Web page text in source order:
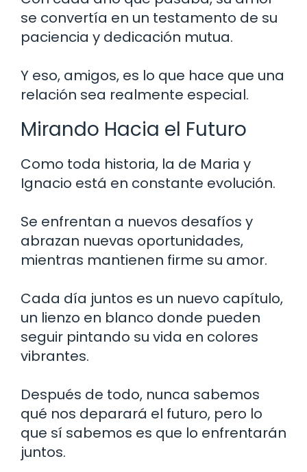
se convertía en un testamento de su
paciencia y dedicación mutua.
Y eso, amigos, es lo que hace que una
relación sea realmente especial.
Mirando Hacia el Futuro
Como toda historia, la de Maria y
Ignacio está en constante evolución.
Se enfrentan a nuevos desafíos y
abrazan nuevas oportunidades,
mientras mantienen firme su amor.
Cada día juntos es un nuevo capítulo,
un lienzo en blanco donde pueden
seguir pintando su vida en colores
vibrantes.
Después de todo, nunca sabemos
qué nos deparará el futuro, pero lo
que sí sabemos es que lo enfrentarán
juntos.